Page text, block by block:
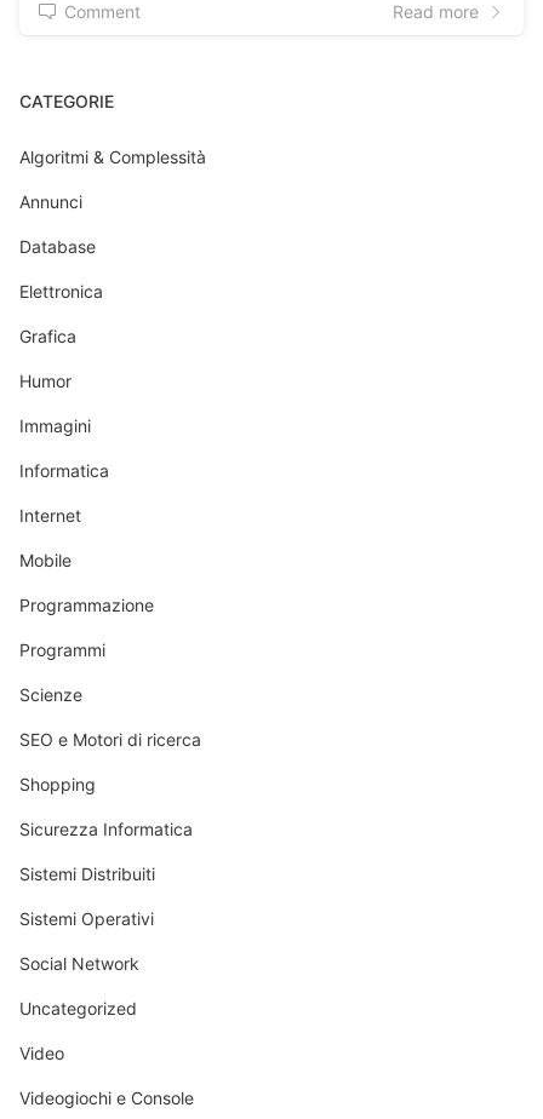
Comment Read more
CATEGORIE
Algoritmi & Complessità
Annunci
Database
Elettronica
Grafica
Humor
Immagini
Informatica
Internet
Mobile
Programmazione
Programmi
Scienze
SEO e Motori di ricerca
Shopping
Sicurezza Informatica
Sistemi Distribuiti
Sistemi Operativi
Social Network
Uncategorized
Video
Videogiochi e Console